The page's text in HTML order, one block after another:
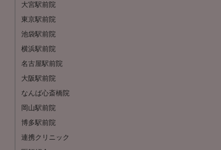
大宮駅前院
東京駅前院
池袋駅前院
横浜駅前院
名古屋駅前院
大阪駅前院
なんば心斎橋院
岡山駅前院
博多駅前院
連携クリニック